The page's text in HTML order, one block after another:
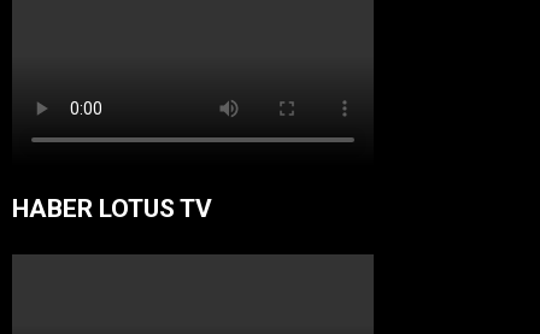
HABER LOTUS TV